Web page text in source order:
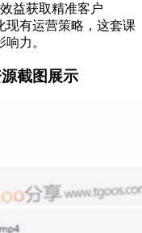
益获取精准客户
现有运营策略，这套课
力。
截图展示